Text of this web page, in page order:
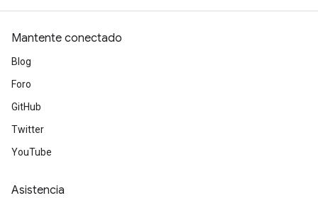
Mantente conectado
Blog
Foro
GitHub
Twitter
YouTube
Asistencia